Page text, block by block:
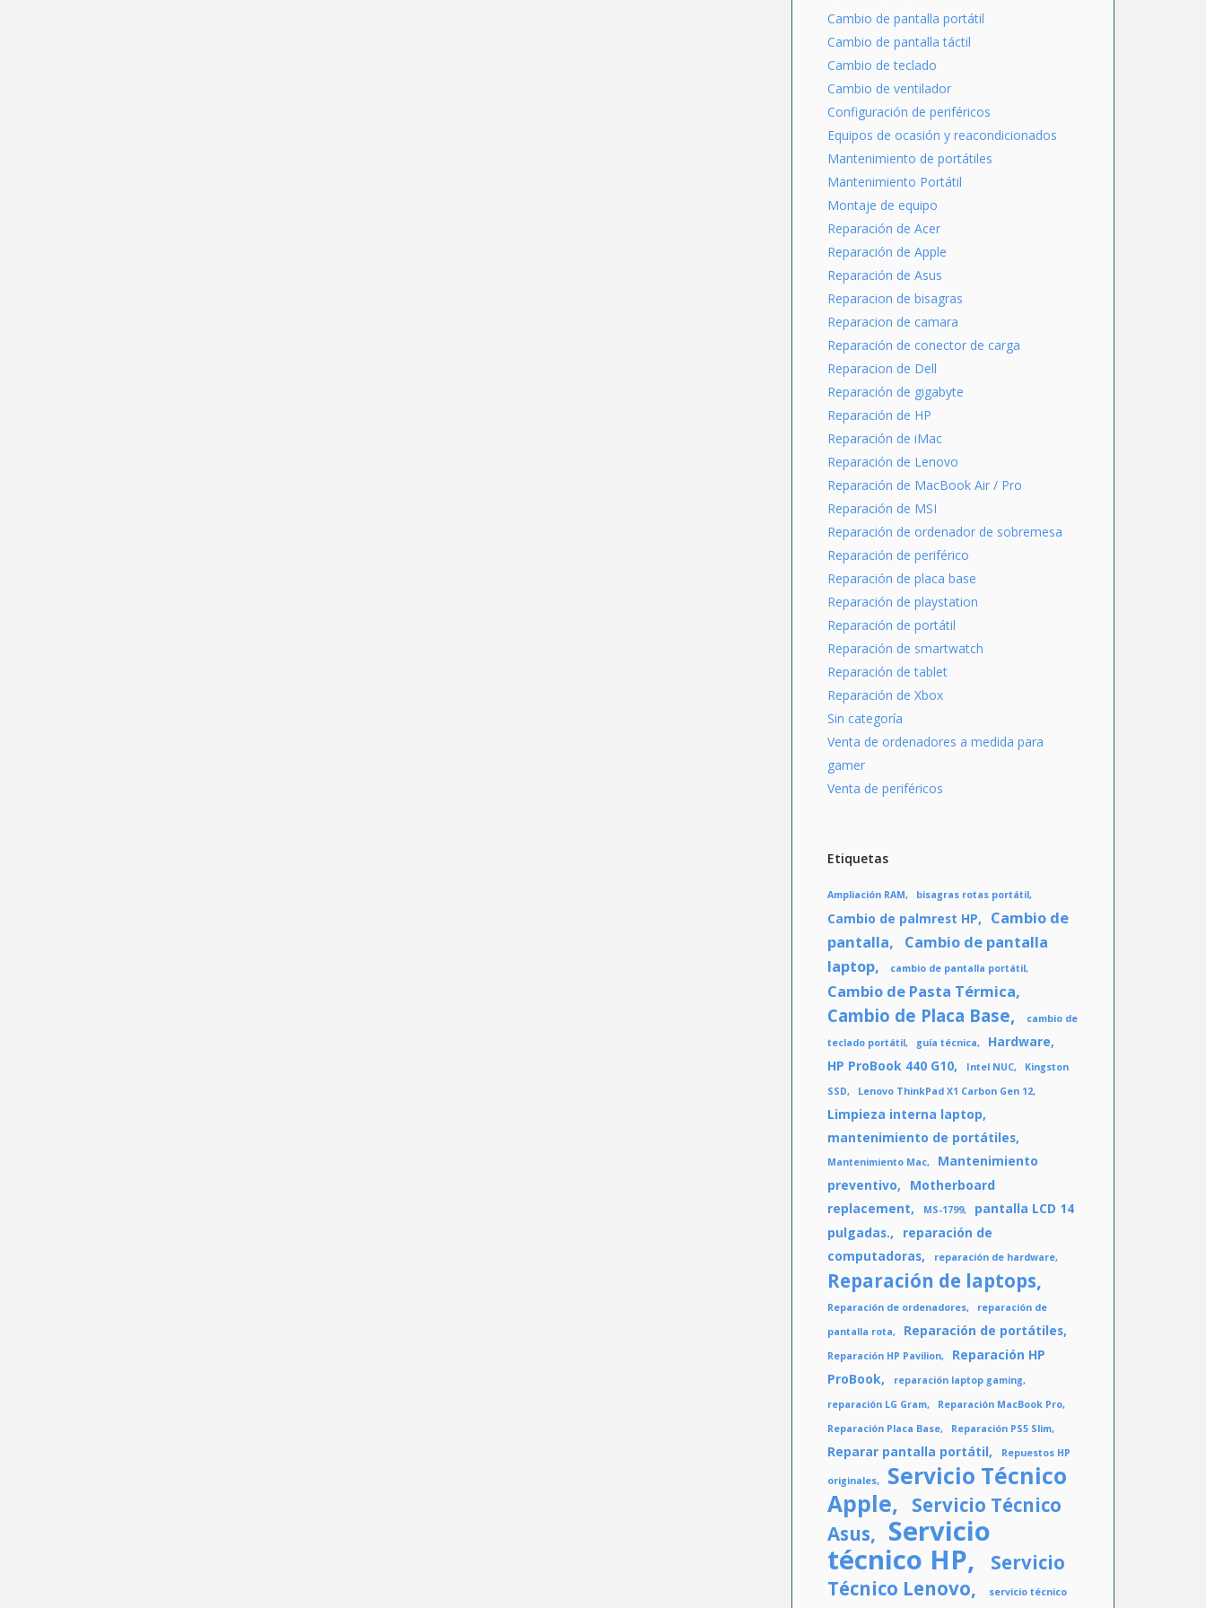
Cambio de pantalla portátil
Cambio de pantalla táctil
Cambio de teclado
Cambio de ventilador
Configuración de periféricos
Equipos de ocasión y reacondicionados
Mantenimiento de portátiles
Mantenimiento Portátil
Montaje de equipo
Reparación de Acer
Reparación de Apple
Reparación de Asus
Reparacion de bisagras
Reparacion de camara
Reparación de conector de carga
Reparacion de Dell
Reparación de gigabyte
Reparación de HP
Reparación de iMac
Reparación de Lenovo
Reparación de MacBook Air / Pro
Reparación de MSI
Reparación de ordenador de sobremesa
Reparación de periférico
Reparación de placa base
Reparación de playstation
Reparación de portátil
Reparación de smartwatch
Reparación de tablet
Reparación de Xbox
Sin categoría
Venta de ordenadores a medida para
gamer
Venta de periféricos
Etiquetas
Ampliación RAM bisagras rotas portátil
Cambio de palmrest HP
Cambio de
pantalla
Cambio de pantalla
laptop
cambio de pantalla portátil
Cambio de Pasta Térmica
Cambio de Placa Base
cambio de
teclado portátil
guía técnica
Hardware
HP ProBook 440 G10
Intel NUC
Kingston
SSD
Lenovo ThinkPad X1 Carbon Gen 12
Limpieza interna laptop
mantenimiento de portátiles
Mantenimiento Mac
Mantenimiento
preventivo
Motherboard
replacement
MS-1799
pantalla LCD 14
pulgadas.
reparación de
computadoras
reparación de hardware
Reparación de laptops
Reparación de ordenadores
reparación de
pantalla rota
Reparación de portátiles
Reparación HP Pavilion
Reparación HP
ProBook
reparación laptop gaming
reparación LG Gram
Reparación MacBook Pro
Reparación Placa Base
Reparación PS5 Slim
Reparar pantalla portátil Repuestos HP
originales
Servicio Técnico
Apple
Servicio Técnico
Asus
Servicio
técnico HP
Servicio
Técnico Lenovo
servicio técnico